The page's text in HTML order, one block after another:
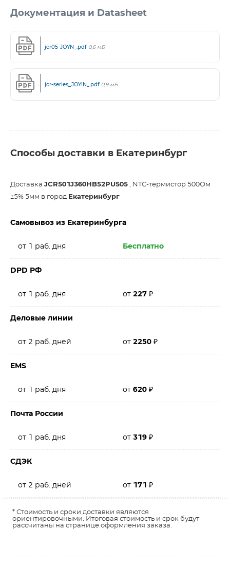
Документация и Datasheet
jcr05-JOYN_.pdf 0,6 мБ
jcr-series_JOYIN_.pdf 0,9 мБ
Способы доставки в Екатеринбург
Доставка JCR501J360HB52PU505 , NTC-термистор 500Ом
±5% 5мм в город Екатеринбург
Самовывоз из Екатеринбурга
от 1 раб. дня Бесплатно
DPD РФ
от 1 раб. дня от 227 ₽
Деловые линии
от 2 раб. дней от 2250 ₽
EMS
от 1 раб. дня от 620 ₽
Почта России
от 1 раб. дня от 319 ₽
СДЭК
от 2 раб. дней от 171 ₽
* Стоимость и сроки доставки являются
ориентировочными. Итоговая стоимость и срок будут
рассчитаны на странице оформления заказа.